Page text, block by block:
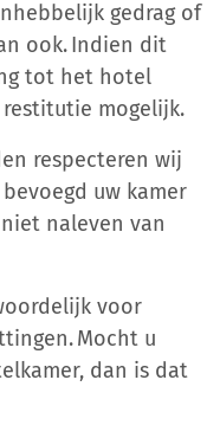
gedrag of
ook. Indien dit
tot het hotel
mogelijk.
respecteren wij
uw kamer
naleven van
voor
Mocht u
dan is dat